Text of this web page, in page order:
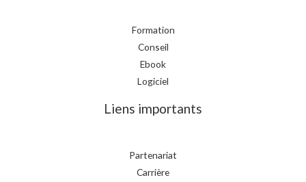
Formation
Conseil
Ebook
Logiciel
Liens importants
Partenariat
Carrière